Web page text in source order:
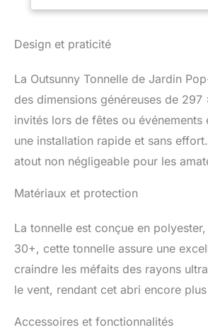
Design et praticité
La Outsunny Tonnelle de Jardin
des dimensions généreuses de
invités lors de fêtes ou
une installation rapide et sans
atout non négligeable pour les
Matériaux et protection
La tonnelle est conçue en
30+, cette tonnelle assure une
craindre les méfaits des rayons
le vent, rendant cet abri encore
Accessoires et fonctionnalités